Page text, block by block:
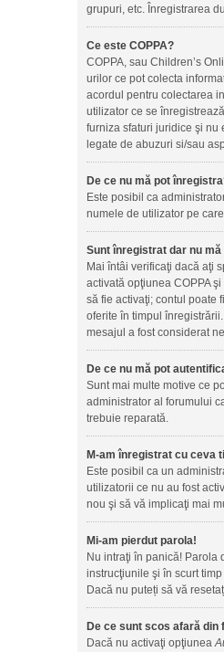
grupuri, etc. Înregistrarea
Ce este COPPA?
COPPA, sau Children’s
urilor ce pot colecta
acordul pentru colectarea
utilizator ce se
furniza sfaturi juridice şi nu
legate de abuzuri si/sau
De ce nu mă pot
Este posibil ca
numele de utilizator pe
Sunt înregistrat dar nu
Mai întâi verificaţi dacă aţi
activată opţiunea COPPA
să fie activaţi; contul poate
oferite în timpul
mesajul a fost considerat
De ce nu mă pot
Sunt mai multe motive ce
administrator al forumului
trebuie reparată.
M-am înregistrat cu ceva
Este posibil ca un
utilizatorii ce nu au fost
nou şi să vă implicaţi mai
Mi-am pierdut parola!
Nu intraţi în panică! Parola
instrucţiunile şi în scurt
Dacă nu puteți să vă
De ce sunt scos afară din
Dacă nu activaţi opţiunea